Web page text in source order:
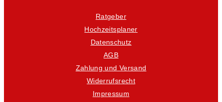
Ratgeber
Hochzeitsplaner
Datenschutz
AGB
Zahlung und Versand
Widerrufsrecht
Impressum